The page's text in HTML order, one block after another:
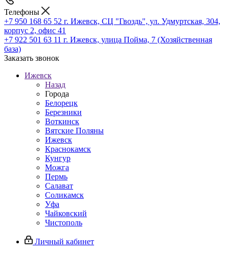
Телефоны
+7 950 168 65 52 г. Ижевск, СЦ "Гвоздь", ул. Удмуртская, 304,
корпус 2, офис 41
+7 922 501 63 11 г. Ижевск, улица Пойма, 7 (Хозяйственная
база)
Заказать звонок
Ижевск
Назад
Города
Белорецк
Березники
Воткинск
Вятские Поляны
Ижевск
Краснокамск
Кунгур
Можга
Пермь
Салават
Соликамск
Уфа
Чайковский
Чистополь
Личный кабинет